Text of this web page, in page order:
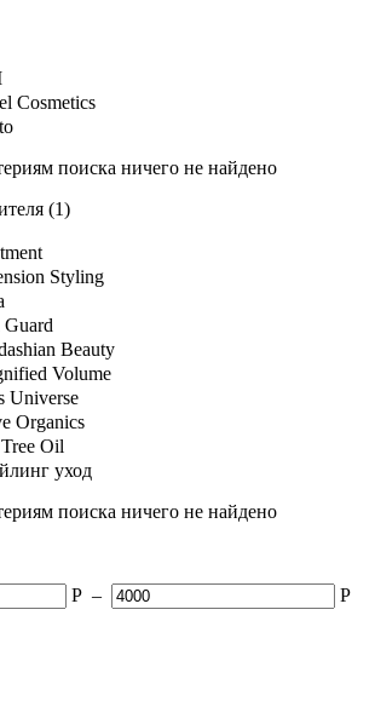
Cosmetics
поиска ничего не найдено
(1)
Styling
Beauty
Volume
Universe
Organics
Oil
уход
поиска ничего не найдено
Р – Р